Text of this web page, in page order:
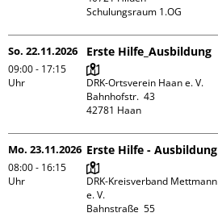
Schulungsraum 1.OG
So. 22.11.2026
09:00 - 17:15
Uhr
Erste Hilfe_Ausbildung
DRK-Ortsverein Haan e. V.
Bahnhofstr.  43
Mo. 23.11.2026
08:00 - 16:15
Uhr
Erste Hilfe - Ausbildung
DRK-Kreisverband Mettmann
e. V.
Bahnstraße  55